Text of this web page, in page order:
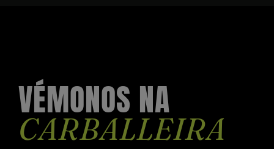
VÉMONOS NA
CARBALLEIRA